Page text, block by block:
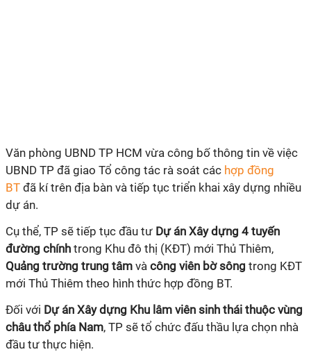
Văn phòng UBND TP HCM vừa công bố thông tin về việc
UBND TP đã giao Tổ công tác rà soát các hợp đồng
BT đã kí trên địa bàn và tiếp tục triển khai xây dựng nhiều
dự án.
Cụ thể, TP sẽ tiếp tục đầu tư Dự án Xây dựng 4 tuyến
đường chính trong Khu đô thị (KĐT) mới Thủ Thiêm,
Quảng trường trung tâm và công viên bờ sông trong KĐT
mới Thủ Thiêm theo hình thức hợp đồng BT.
Đối với Dự án Xây dựng Khu lâm viên sinh thái thuộc vùng
châu thổ phía Nam, TP sẽ tổ chức đấu thầu lựa chọn nhà
đầu tư thực hiện.